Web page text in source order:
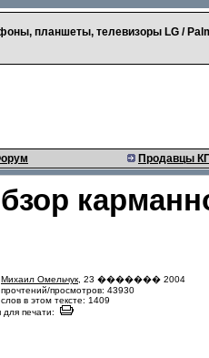
планшеты, телевизоры LG /
Продавцы
Михаил Омельчук , 23 ������� 2004
просмотров: 43930
в этом тексте: 1409
для печати: